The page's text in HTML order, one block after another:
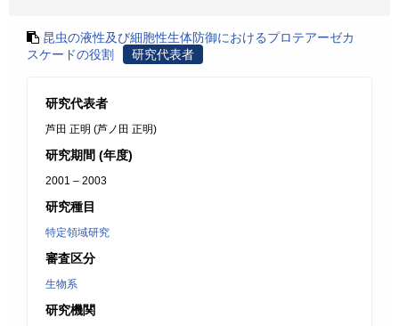
昆虫の液性及び細胞性生体防御におけるプロテアーゼカ
スケードの役割
研究代表者
研究代表者
芦田 正明 (芦ノ田 正明)
研究期間 (年度)
2001 – 2003
研究種目
特定領域研究
審査区分
生物系
研究機関